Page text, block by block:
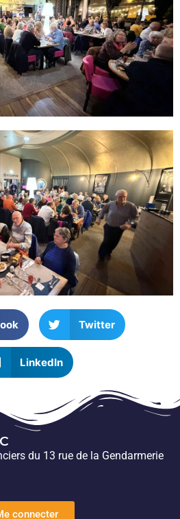
Twitter
LinkedIn
du 13 rue de la Gendarmerie
connecter